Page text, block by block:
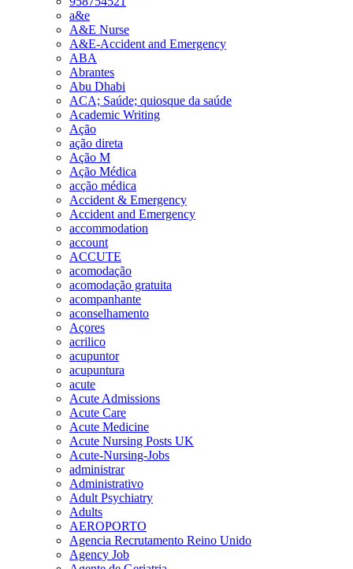
a&e
A&E Nurse
A&E-Accident and Emergency
ABA
Abrantes
Abu Dhabi
ACA; Saúde; quiosque da saúde
Academic Writing
Ação
ação direta
Ação M
Ação Médica
acção médica
Accident & Emergency
Accident and Emergency
accommodation
account
ACCUTE
acomodação
acomodação gratuita
acompanhante
aconselhamento
Açores
acrilico
acupuntor
acupuntura
acute
Acute Admissions
Acute Care
Acute Medicine
Acute Nursing Posts UK
Acute-Nursing-Jobs
administrar
Administrativo
Adult Psychiatry
Adults
AEROPORTO
Agencia Recrutamento Reino Unido
Agency Job